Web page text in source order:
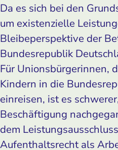
Da es sich bei den
um existenzielle
Bleibeperspektive der
Bundesrepublik
Für Unionsbürgerinnen,
Kindern in die
einreisen, ist es
Beschäftigung
dem
Aufenthaltsrecht als